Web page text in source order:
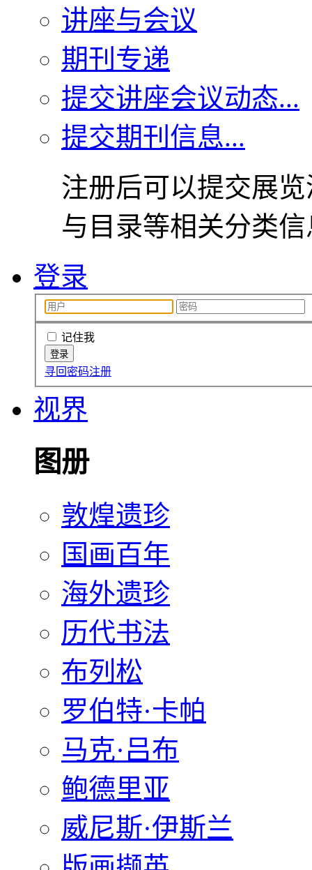
讲座与会议
期刊专递
提交讲座会议动态...
提交期刊信息...
注册后可以提交展
与目录等相关分类
登录
记住我
寻回密码注册
视界
图册
敦煌遗珍
国画百年
海外遗珍
历代书法
布列松
罗伯特·卡帕
马克·吕布
鲍德里亚
威尼斯·伊斯兰